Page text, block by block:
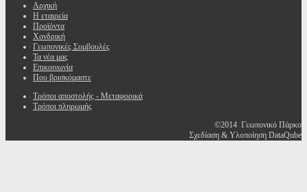
Αρχική
Η εταιρεία
Προϊόντα
Χονδρική
Γεωπονικές Συμβουλές
Τα νέα μας
Επικοινωνία
Που βρισκόμαστε
Τρόποι αποστολής - Μεταφορικά
Τρόποι πληρωμής
©2014 Γεωπονικό Πάρκο
Σχεδίαση & Υλοποίηση DataQube